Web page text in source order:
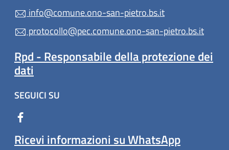
info@comune.ono-san-pietro.bs.it
protocollo@pec.comune.ono-san-pietro.bs.it
Rpd - Responsabile della protezione dei
dati
SEGUICI SU
Ricevi informazioni su WhatsApp